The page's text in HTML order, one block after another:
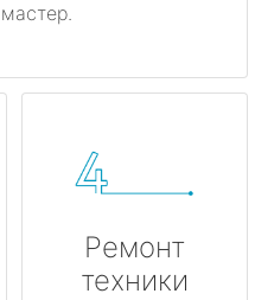
Ремонт
техники